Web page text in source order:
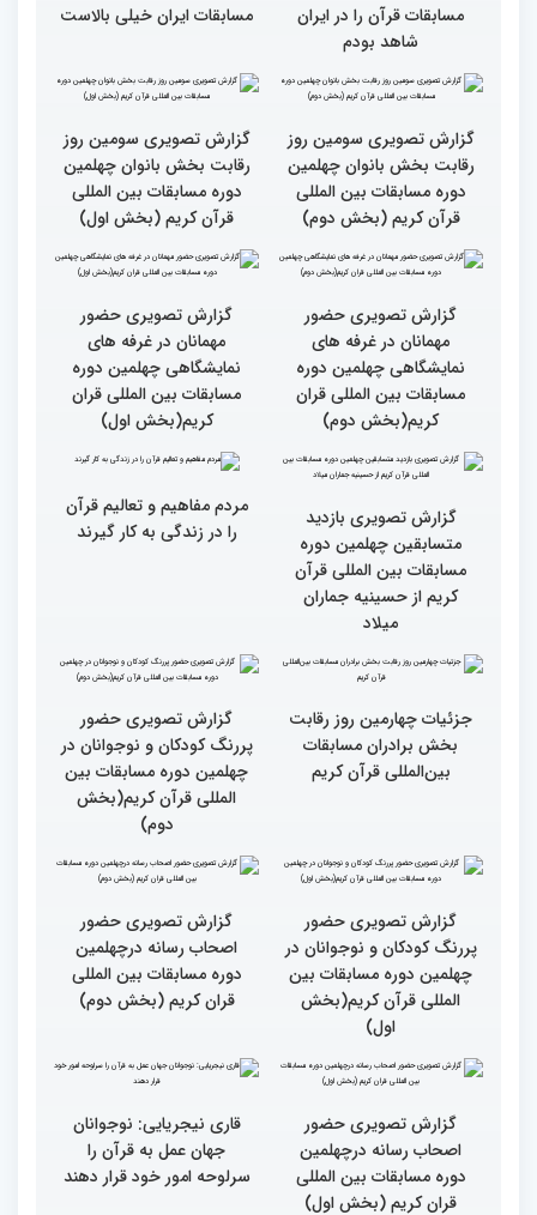
بین‌المللی قرآن معرفی
شدند
المللی قرآن/نگاهی به
متسابقان
سطح مسابقات قرآنی در
کشور ایران بالاست/ تعریف
استادم از دقت نمره دادن در
این مسابقات
هشت بار مقام اول رشته
ترتیل را در مسابقات اروپایی
و آلمان کسب کرده ام
بالاترین سطح برگزاری
مسابقات قرآن را در ایران
شاهد بودم
ایران مهد قرآن است/ سطح
مسابقات ایران خیلی بالاست
گزارش تصویری سومین روز
رقابت بخش بانوان چهلمین
دوره مسابقات بین المللی
قرآن کریم (بخش دوم)
رقابت بخش بانوان چهلمین
دوره مسابقات بین المللی
گزارش تصویری حضور
مهمانان در غرفه های
نمایشگاهی چهلمین دوره
مسابقات بین المللی قران
کریم(بخش دوم)
گزارش تصویری حضور
مهمانان در غرفه های
نمایشگاهی چهلمین دوره
مسابقات بین المللی قران
کریم(بخش اول)
گزارش تصویری بازدید
متسابقین چهلمین دوره
مسابقات بین المللی قرآن
کریم از حسینیه جماران
میلاد
مردم مفاهیم و تعالیم قرآن
را در زندگی به کار گیرند
جزئیات چهارمین روز رقابت
بخش برادران مسابقات
بین‌المللی قرآن کریم
گزارش تصویری حضور
پررنگ کودکان و نوجوانان در
چهلمین دوره مسابقات بین
المللی قرآن کریم(بخش
دوم)